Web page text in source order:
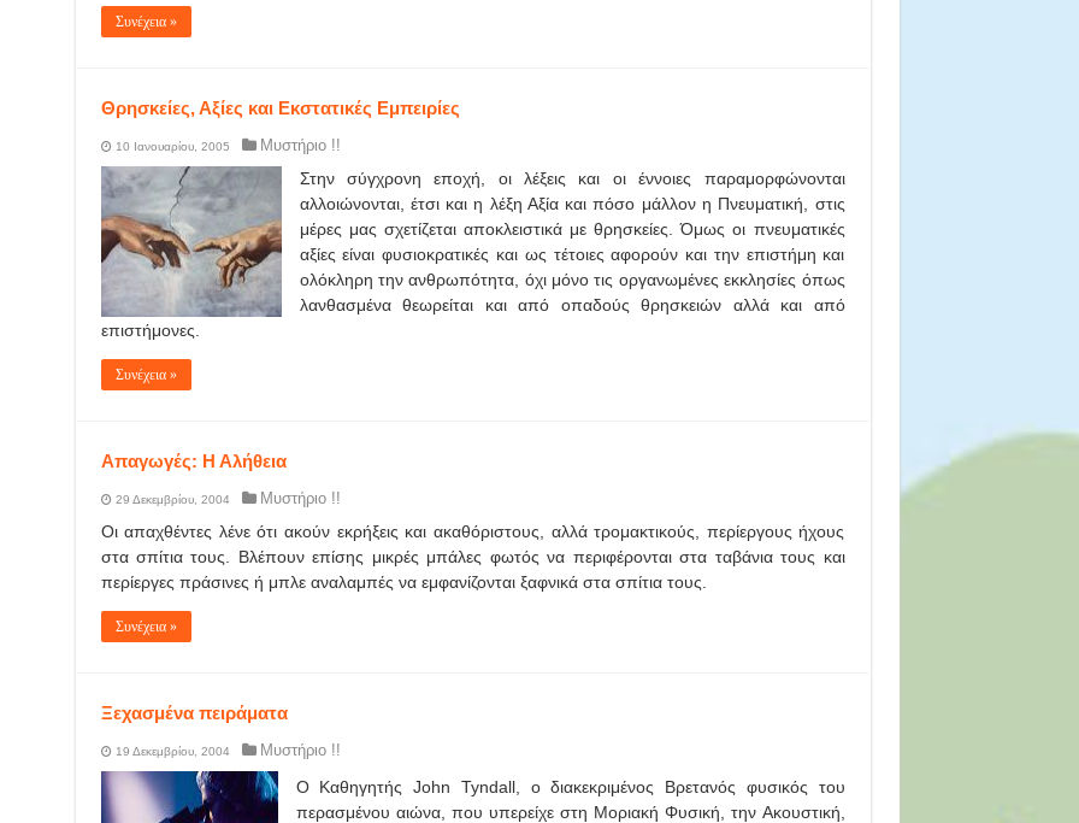
Συνέχεια »
Θρησκείες, Αξίες και Εκστατικές Εμπειρίες
10 Ιανουαρίου, 2005 Μυστήριο !!
Στην σύγχρονη εποχή, οι λέξεις και οι έννοιες παραμορφώνονται
αλλοιώνονται, έτσι και η λέξη Αξία και πόσο μάλλον η Πνευματική, στις
μέρες μας σχετίζεται αποκλειστικά με θρησκείες. Όμως οι πνευματικές
αξίες είναι φυσιοκρατικές και ως τέτοιες αφορούν και την επιστήμη και
ολόκληρη την ανθρωπότητα, όχι μόνο τις οργανωμένες εκκλησίες όπως
λανθασμένα θεωρείται και από οπαδούς θρησκειών αλλά και από
επιστήμονες.
Συνέχεια »
Απαγωγές: Η Αλήθεια
29 Δεκεμβρίου, 2004 Μυστήριο !!
Οι απαχθέντες λένε ότι ακούν εκρήξεις και ακαθόριστους, αλλά τρομακτικούς, περίεργους ήχους
στα σπίτια τους. Βλέπουν επίσης μικρές μπάλες φωτός να περιφέρονται στα ταβάνια τους και
περίεργες πράσινες ή μπλε αναλαμπές να εμφανίζονται ξαφνικά στα σπίτια τους.
Συνέχεια »
Ξεχασμένα πειράματα
19 Δεκεμβρίου, 2004 Μυστήριο !!
Ο Καθηγητής John Tyndall, ο διακεκριμένος Βρετανός φυσικός του
περασμένου αιώνα, που υπερείχε στη Μοριακή Φυσική, την Ακουστική,